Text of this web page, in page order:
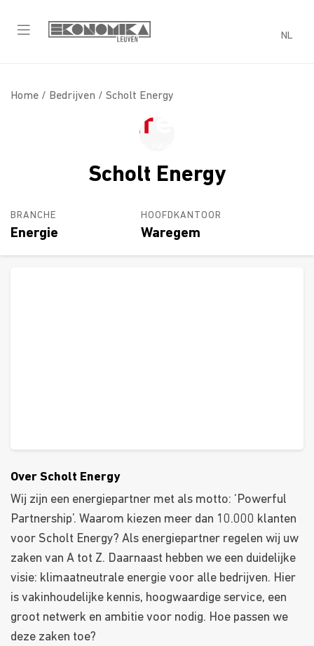
NL
Home / Bedrijven / Scholt Energy
Scholt Energy
BRANCHE
Energie
HOOFDKANTOOR
Waregem
Over Scholt Energy
Wij zijn een energiepartner met als motto: ‘Powerful
Partnership’. Waarom kiezen meer dan 10.000 klanten
voor Scholt Energy? Als energiepartner regelen wij uw
zaken van A tot Z. Daarnaast hebben we een duidelijke
visie: klimaatneutrale energie voor alle bedrijven. Hier
is vakinhoudelijke kennis, hoogwaardige service, een
groot netwerk en ambitie voor nodig. Hoe passen we
deze zaken toe?